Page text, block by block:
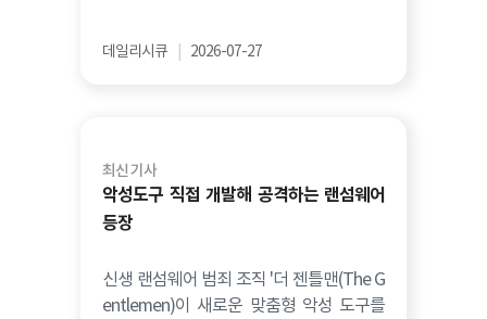
데일리시큐 2026-07-27
최신 기사
악성도구 직접 개발해 공격하는 랜섬웨어
등장
신생 랜섬웨어 범죄 조직 '더 젠틀맨(The G
entlemen)이 새로운 맞춤형 악성 도구를